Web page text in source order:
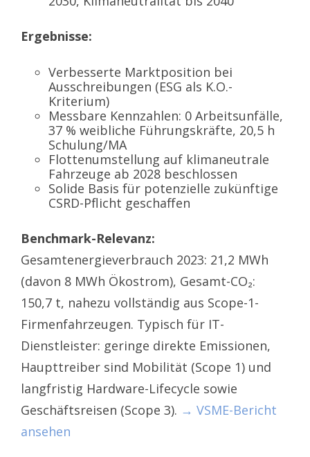
Ergebnisse:
Verbesserte Marktposition bei
Ausschreibungen (ESG als K.O.-
Kriterium)
Messbare Kennzahlen: 0 Arbeitsunfälle,
37 % weibliche Führungskräfte, 20,5 h
Schulung/MA
Flottenumstellung auf klimaneutrale
Fahrzeuge ab 2028 beschlossen
Solide Basis für potenzielle zukünftige
CSRD-Pflicht geschaffen
Benchmark-Relevanz:
Gesamtenergieverbrauch 2023: 21,2 MWh
(davon 8 MWh Ökostrom), Gesamt-CO₂:
150,7 t, nahezu vollständig aus Scope-1-
Firmenfahrzeugen. Typisch für IT-
Dienstleister: geringe direkte Emissionen,
Haupttreiber sind Mobilität (Scope 1) und
langfristig Hardware-Lifecycle sowie
Geschäftsreisen (Scope 3). → VSME-Bericht
ansehen